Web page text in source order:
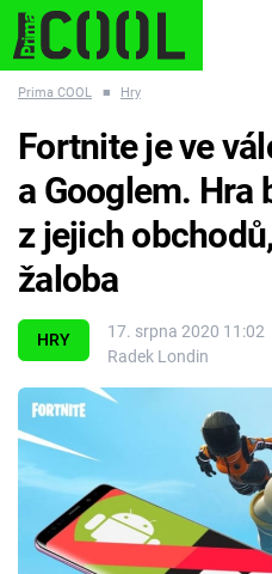
ESCAPE PLNEJ KOTEL
Témata
Filmy
Seriály
Hry
Cool Esport
Prima COOL ■ Hry
HRY
17. srpna 2020 11:02
Radek Londin
Fortnite je ve
a Googlem. Hra
z jejich
žaloba